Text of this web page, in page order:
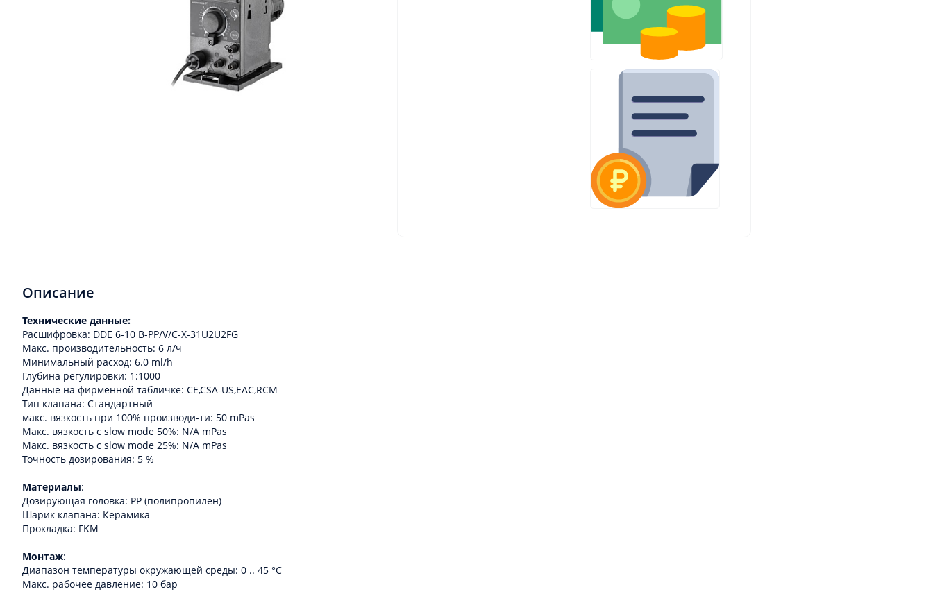
Описание
Технические данные:
Расшифровка: DDE 6-10 B-PP/V/C-X-31U2U2FG
Макс. производительность: 6 л/ч
Минимальный расход: 6.0 ml/h
Глубина регулировки: 1:1000
Данные на фирменной табличке: CE,CSA-US,EAC,RCM
Тип клапана: Стандартный
макс. вязкость при 100% производи-ти: 50 mPas
Макс. вязкость с slow mode 50%: N/A mPas
Макс. вязкость с slow mode 25%: N/A mPas
Точность дозирования: 5 %
Материалы:
Дозирующая головка: PP (полипропилен)
Шарик клапана: Керамика
Прокладка: FKM
Монтаж:
Диапазон температуры окружающей среды: 0 .. 45 °C
Макс. рабочее давление: 10 бар